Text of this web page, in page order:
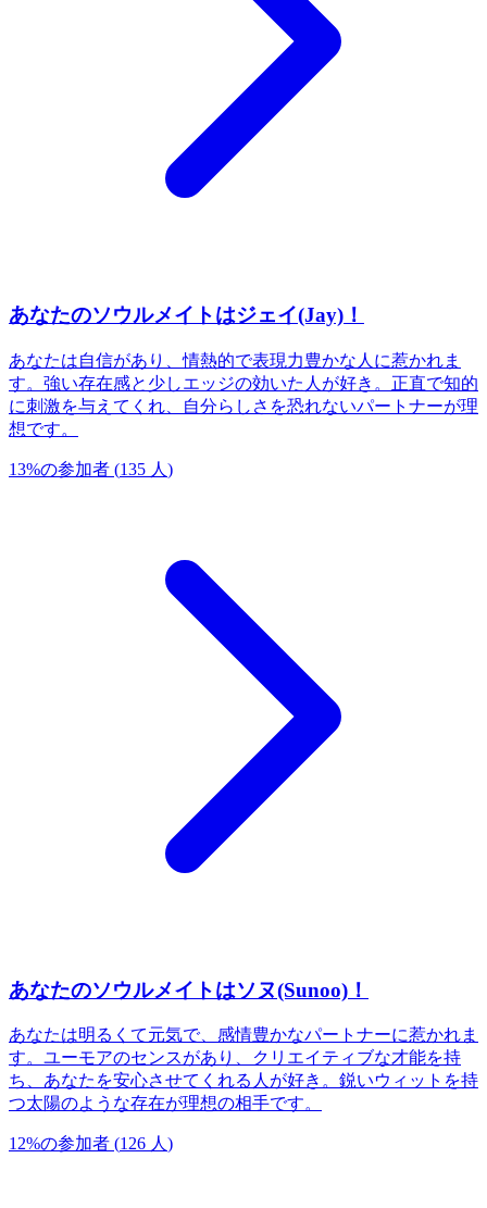
あなたのソウルメイトはジェイ(Jay)！
あなたは自信があり、情熱的で表現力豊かな人に惹かれま
す。強い存在感と少しエッジの効いた人が好き。正直で知的
に刺激を与えてくれ、自分らしさを恐れないパートナーが理
想です。
13%の参加者 (135 人 )
あなたのソウルメイトはソヌ(Sunoo)！
あなたは明るくて元気で、感情豊かなパートナーに惹かれま
す。ユーモアのセンスがあり、クリエイティブな才能を持
ち、あなたを安心させてくれる人が好き。鋭いウィットを持
つ太陽のような存在が理想の相手です。
12%の参加者 (126 人 )